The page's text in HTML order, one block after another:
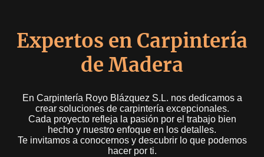
Expertos en Carpintería
de Madera
En Carpintería Royo Blázquez S.L. nos dedicamos a
crear soluciones de carpintería excepcionales.
Cada proyecto refleja la pasión por el trabajo bien
hecho y nuestro enfoque en los detalles.
Te invitamos a conocernos y descubrir lo que podemos
hacer por ti.